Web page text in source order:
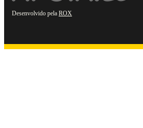
Desenvolvido pela ROX